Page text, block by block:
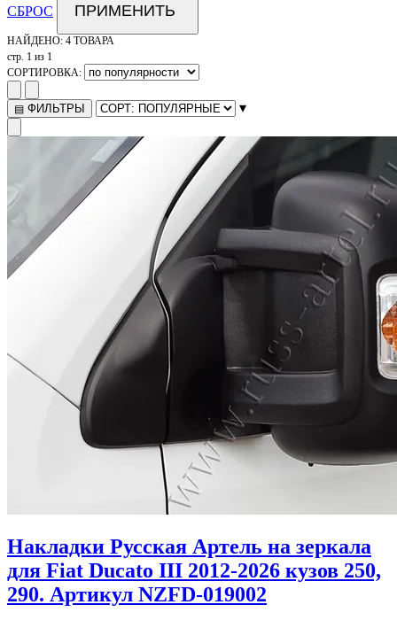
СБРОС ПРИМЕНИТЬ
НАЙДЕНО: 4 ТОВАРА
стр. 1 из 1
СОРТИРОВКА:
▤ ФИЛЬТРЫ ▾
Накладки Русская Артель на зеркала
для Fiat Ducato III 2012-2026 кузов 250,
290. Артикул NZFD-019002